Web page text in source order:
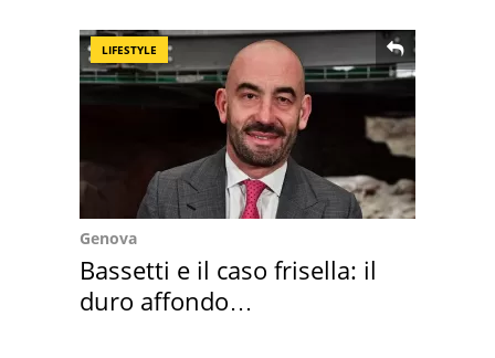
LIFESTYLE
Genova
Bassetti e il caso frisella: il
duro affondo